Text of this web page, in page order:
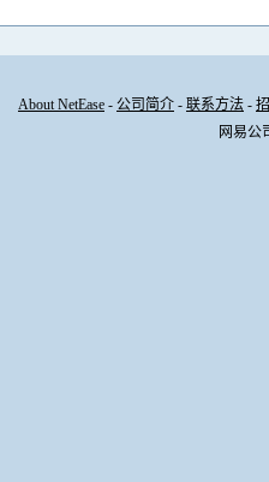
About NetEase - 公司简介 - 联系方法 -
网易公